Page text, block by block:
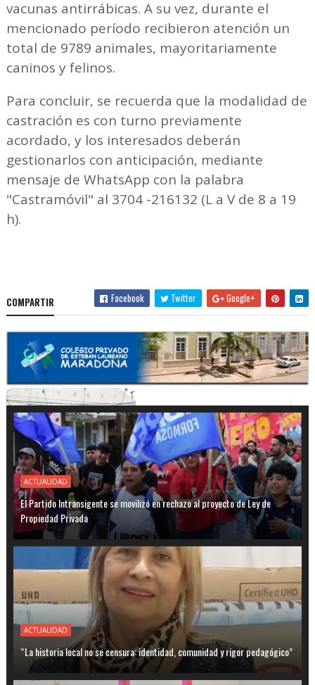
vacunas antirrábicas. A su vez, durante el
mencionado período recibieron atención un
total de 9789 animales, mayoritariamente
caninos y felinos.
Para concluir, se recuerda que la modalidad de
castración es con turno previamente
acordado, y los interesados deberán
gestionarlos con anticipación, mediante
mensaje de WhatsApp con la palabra
"Castramóvil" al 3704 -216132 (L a V de 8 a 19
h).
COMPARTIR Facebook Twitter Google+
ACTUALIDAD
El Partido Intransigente se movilizó en rechazo al proyecto de Ley de
Propiedad Privada
ACTUALIDAD
“La historia local no se censura: identidad, comunidad y rigor pedagógico”